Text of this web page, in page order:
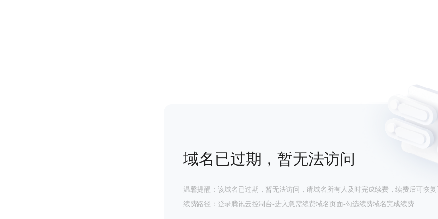
域名已过期，暂无法访问
温馨提醒：该域名已过期，暂无法访问，请域名所有人及时完成续费，续费后可恢复
续费路径：登录腾讯云控制台-进入急需续费域名页面-勾选续费域名完成续费